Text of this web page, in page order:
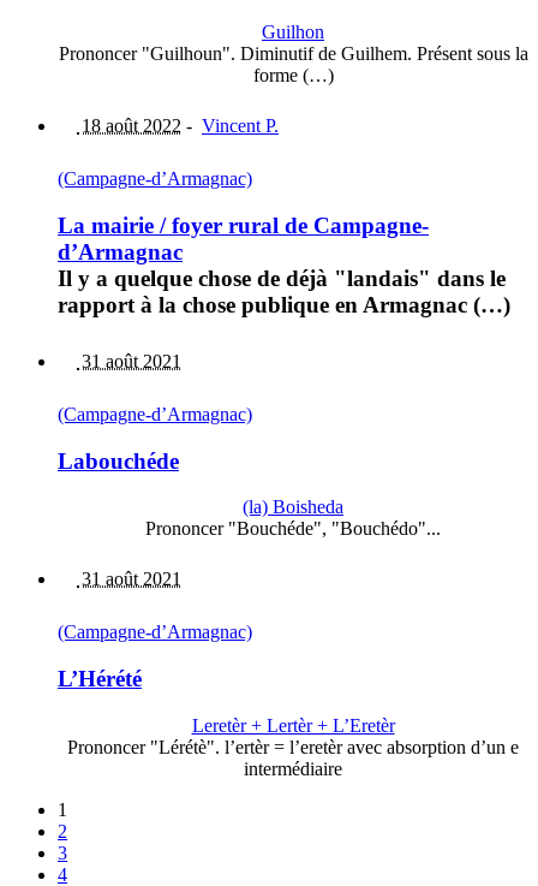
Guilhon
Prononcer "Guilhoun". Diminutif de Guilhem. Présent sous la
forme (…)
18 août 2022 - Vincent P.
(Campagne-d’Armagnac)
La mairie / foyer rural de Campagne-
d’Armagnac
Il y a quelque chose de déjà "landais" dans le
rapport à la chose publique en Armagnac (…)
31 août 2021
(Campagne-d’Armagnac)
Labouchéde
(la) Boisheda
Prononcer "Bouchéde", "Bouchédo"...
31 août 2021
(Campagne-d’Armagnac)
L’Hérété
Leretèr + Lertèr + L’Eretèr
Prononcer "Lérétè". l’ertèr = l’eretèr avec absorption d’un e
intermédiaire
1
2
3
4